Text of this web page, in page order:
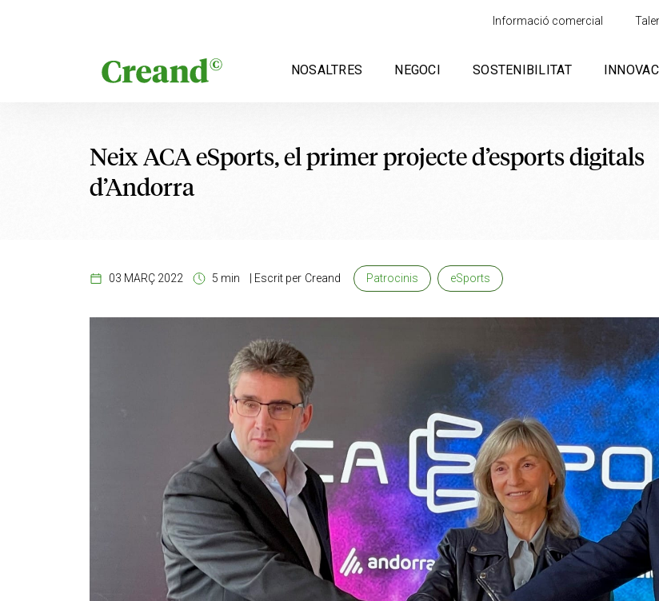
Informació comercial
NOSALTRES NEGOCI SOSTENIBILITAT
Neix ACA eSports, el primer projecte d’esports digitals
d’Andorra
03 MARÇ 2022 5 min Escrit per Creand Patrocinis eSports